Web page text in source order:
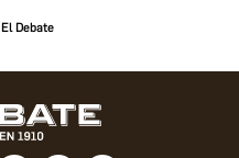
El Debate